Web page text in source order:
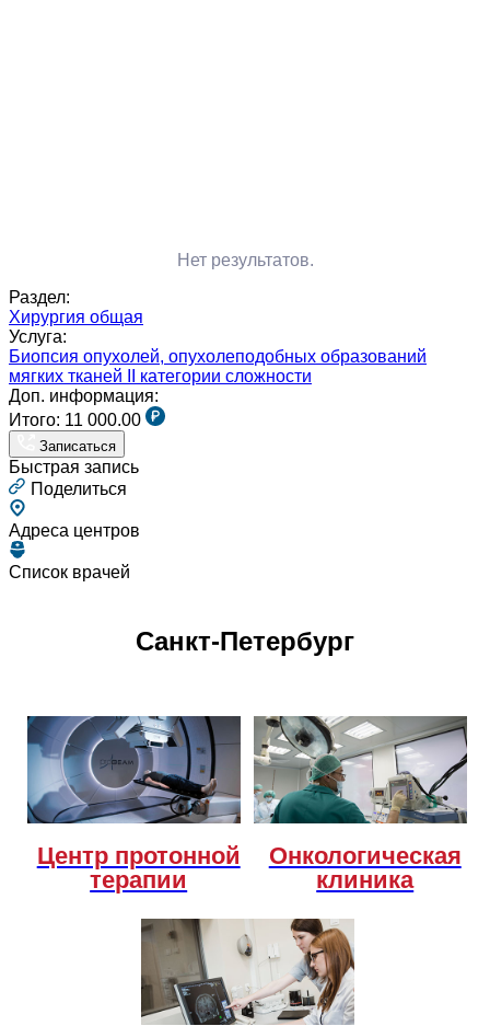
Нет результатов.
Раздел:
Хирургия общая
Услуга:
Биопсия опухолей, опухолеподобных образований
мягких тканей II категории сложности
Доп. информация:
Итого: 11 000.00
Записаться
Быстрая запись
Поделиться
Адреса центров
Список врачей
Санкт-Петербург
Центр протонной
терапии
Онкологическая
клиника